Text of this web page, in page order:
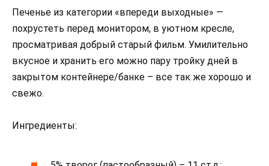
Печенье из категории «впереди выходные» —
похрустеть перед монитором, в уютном кресле,
просматривая добрый старый фильм. Умилительно
вкусное и хранить его можно пару тройку дней в
закрытом контейнере/банке – все так же хорошо и
свежо.
Ингредиенты: